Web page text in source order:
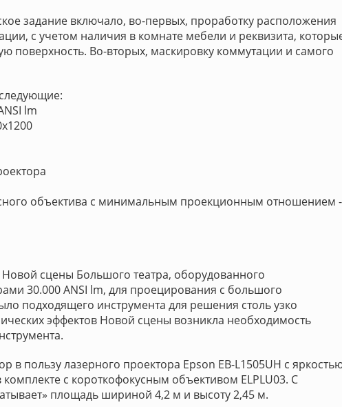
задание включало, во-первых, проработку расположения
с учетом наличия в комнате мебели и реквизита,
поверхность. Во-вторых, маскировку коммутации и самого
lm
объектива с минимальным проекционным отношением -
сцены Большого театра, оборудованного
30.000 ANSI lm, для проецирования с большого
подходящего инструмента для решения столь узко
эффектов Новой сцены возникла необходимость
в пользу лазерного проектора Epson EB-L1505UH с
с короткофокусным объективом ELPLU03. С
площадь шириной 4,2 м и высоту 2,45 м.